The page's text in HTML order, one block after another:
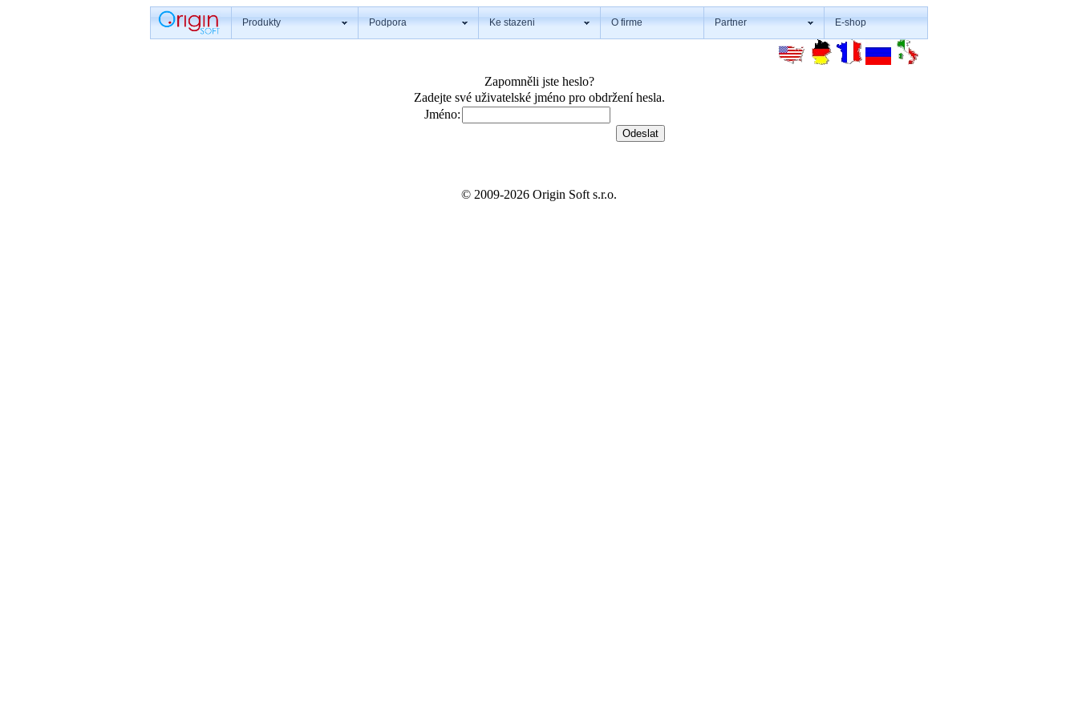
Produkty Podpora Ke stazeni O firme Partner E-shop
Zapomněli jste heslo?
Zadejte své uživatelské jméno pro obdržení hesla.
Jméno:
© 2009-2026 Origin Soft s.r.o.